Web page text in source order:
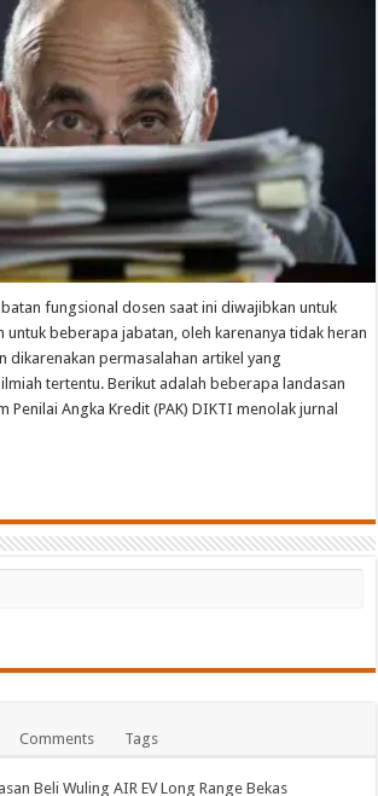
fungsional dosen saat ini diwajibkan untuk
untuk beberapa jabatan, oleh karenanya tidak heran
dikarenakan permasalahan artikel yang
tertentu. Berikut adalah beberapa landasan
Penilai Angka Kredit (PAK) DIKTI menolak jurnal
Comments Tags
Beli Wuling AIR EV Long Range Bekas